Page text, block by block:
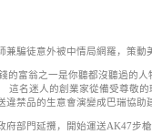
騙徒意外被中情局網羅，策動
的富翁之一是你聽都沒聽過的
這名迷人的創業家從備受尊敬
禁品的生意會演變成巴瑞協助
府部門延攬，開始運送AK47步